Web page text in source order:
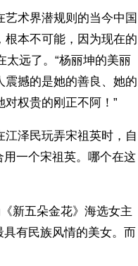
术界潜规则的当今中国
本不可能，因为现在的
太远了。“杨丽坤的美丽
撼的是她的善良、她的
权贵的刚正不阿！”
泽民玩弄宋祖英时，自
一个宋祖英。哪个在这
新五朵金花》海选女主
有民族风情的美女。而